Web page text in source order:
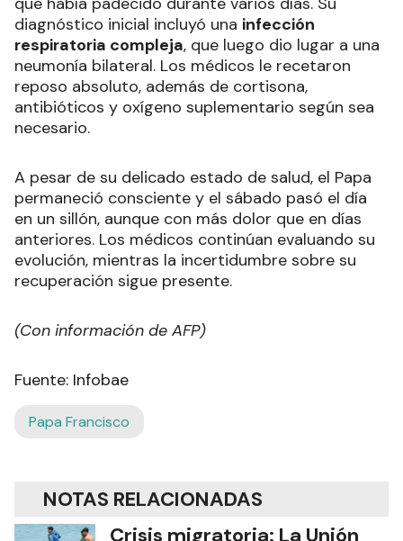
diagnóstico inicial incluyó una infección
respiratoria compleja, que luego dio lugar a una
neumonía bilateral. Los médicos le recetaron
reposo absoluto, además de cortisona,
antibióticos y oxígeno suplementario según sea
necesario.
A pesar de su delicado estado de salud, el Papa
permaneció consciente y el sábado pasó el día
en un sillón, aunque con más dolor que en días
anteriores. Los médicos continúan evaluando su
evolución, mientras la incertidumbre sobre su
recuperación sigue presente.
(Con información de AFP)
Fuente: Infobae
Papa Francisco
NOTAS RELACIONADAS
Crisis migratoria: La Unión